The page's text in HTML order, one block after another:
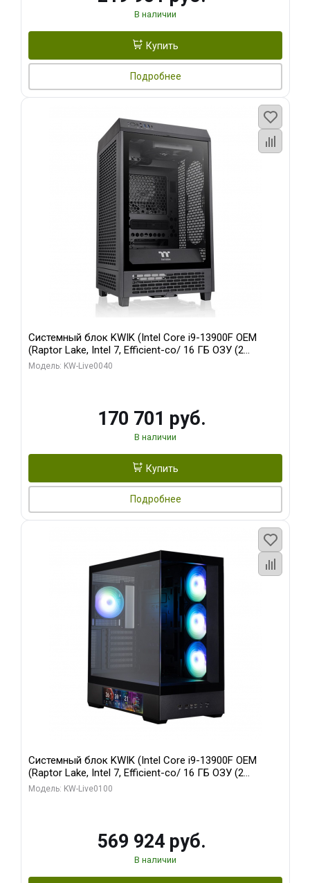
В наличии
Купить
Подробнее
Системный блок KWIK (Intel Core i9-13900F OEM
(Raptor Lake, Intel 7, Efficient-co/ 16 ГБ ОЗУ (2
модуля)/ Gigabyte RTX5070 GAMING OC 12GB GDDR7
Модель: KW-Live0040
170 701 руб.
В наличии
Купить
Подробнее
Системный блок KWIK (Intel Core i9-13900F OEM
(Raptor Lake, Intel 7, Efficient-co/ 16 ГБ ОЗУ (2
модуля)/ Afox RTX4090 24GB GDDR6X 384-Bit 3xDP
Модель: KW-Live0100
569 924 руб.
В наличии